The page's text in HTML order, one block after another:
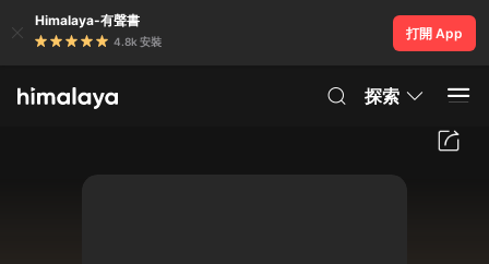
Himalaya-有聲書
4.8k 安裝
打開 App
探索